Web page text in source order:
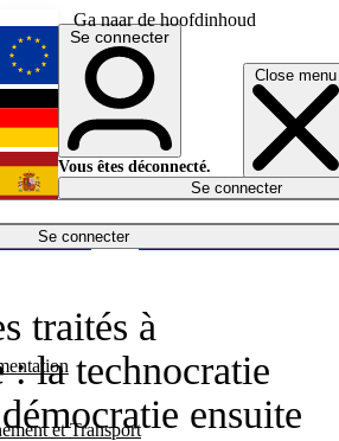
Ga naar de hoofdinhoud
Close menu
Se connecter
et Transport
Économie
English
Deutsch
Español
Se connecter
Vous êtes déconnecté.
Se connecter
traités à
: la technocratie
ensuite